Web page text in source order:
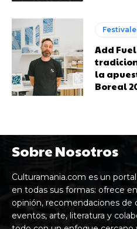
Add
la
Boreal
Sobre Nosotros
Culturamania.com es un
en todas sus formas: ofrece
opinión, recomendaciones de
eventos, arte, literatura y